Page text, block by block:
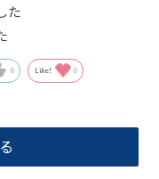
た
0 Like! 0